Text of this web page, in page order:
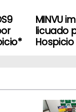
MINVU
licuado
Hospicio